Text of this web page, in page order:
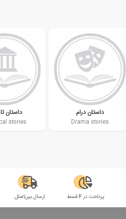
داستان درام
Drama stories
داستان
stories
پرداخت در 4 قسط ارسال بین‌الملل